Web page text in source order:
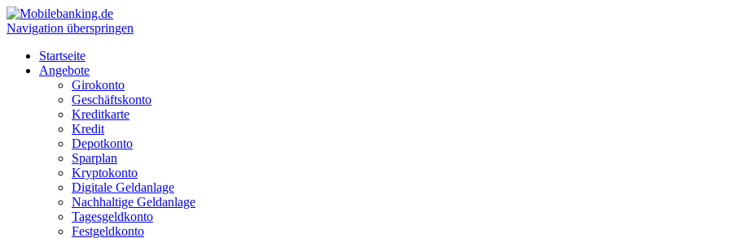
Navigation überspringen
Startseite
Angebote
Girokonto
Geschäftskonto
Kreditkarte
Kredit
Depotkonto
Sparplan
Kryptokonto
Digitale Geldanlage
Nachhaltige Geldanlage
Tagesgeldkonto
Festgeldkonto